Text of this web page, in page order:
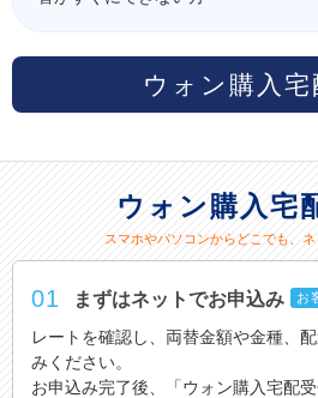
ウォン購入宅
ウォン購入宅
スマホやパソコンからどこでも、ネ
01 まずはネットでお申込み お
レートを確認し、両替金額や金種、
みください。
お申込み完了後、「ウォン購入宅配